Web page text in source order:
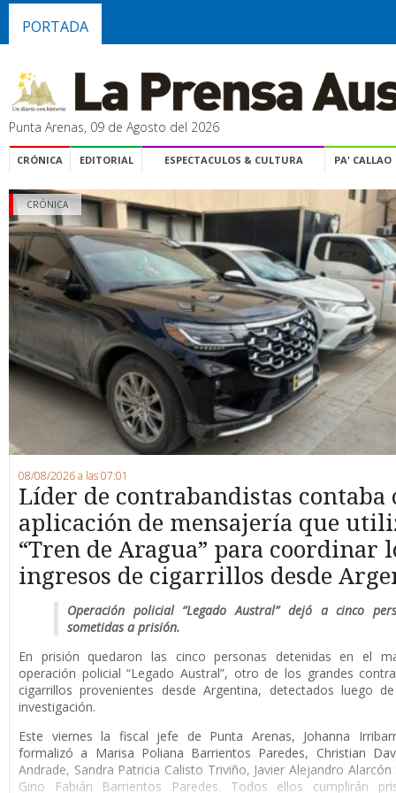
PORTADA
Punta Arenas, 09 de Agosto del 2026
CRÓNICA EDITORIAL ESPECTACULOS & CULTURA PA' CALLAO
CRÓNICA
08/08/2026 a las 07:01
Líder de contrabandistas contaba
aplicación de mensajería que
“Tren de Aragua” para coordinar
ingresos de cigarrillos desde
Operación policial “Legado Austral” dejó a cinco
sometidas a prisión.
En prisión quedaron las cinco personas detenidas en el
operación policial “Legado Austral”, otro de los grandes
cigarrillos provenientes desde Argentina, detectados luego
investigación.
Este viernes la fiscal jefe de Punta Arenas, Johanna
formalizó a Marisa Poliana Barrientos Paredes, Christian
Andrade, Sandra Patricia Calisto Triviño, Javier Alejandro Alarcón
Gino Fabián Barrientos Paredes. Todos ellos cumplirán